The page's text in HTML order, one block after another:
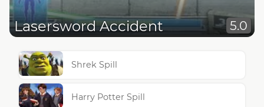
Lasersword Accident 5.0
Shrek Spill
Harry Potter Spill